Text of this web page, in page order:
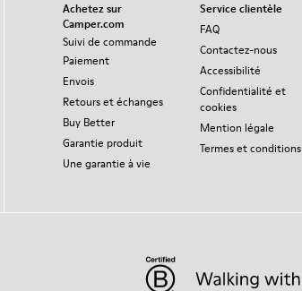
Achetez sur
Camper.com
Suivi de commande
Paiement
Envois
Retours et échanges
Buy Better
Garantie produit
Une garantie à vie
Service clientèle
FAQ
Contactez-nous
Accessibilité
Confidentialité et
cookies
Mention légale
Termes et conditions